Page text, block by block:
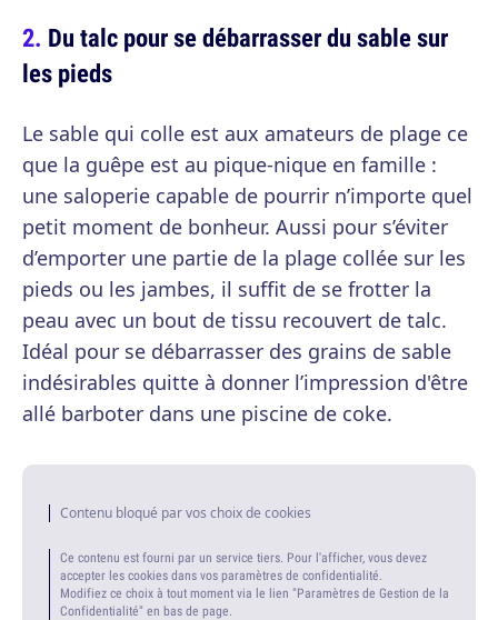
Du talc pour se débarrasser du sable sur
les pieds
Le sable qui colle est aux amateurs de plage ce
que la guêpe est au pique-nique en famille :
une saloperie capable de pourrir n’importe quel
petit moment de bonheur. Aussi pour s’éviter
d’emporter une partie de la plage collée sur les
pieds ou les jambes, il suffit de se frotter la
peau avec un bout de tissu recouvert de talc.
Idéal pour se débarrasser des grains de sable
indésirables quitte à donner l’impression d'être
allé barboter dans une piscine de coke.
Contenu bloqué par vos choix de cookies
Ce contenu est fourni par un service tiers. Pour l'afficher, vous devez
accepter les cookies dans vos paramètres de confidentialité.
Modifiez ce choix à tout moment via le lien "Paramètres de Gestion de la
Confidentialité" en bas de page.